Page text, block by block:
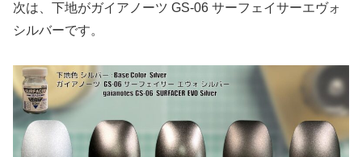
次は、下地がガイアノーツ GS-06 サーフェイサーエヴォ
シルバーです。